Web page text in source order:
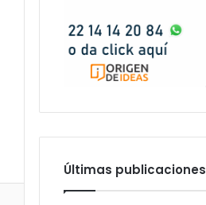
Últimas publicaciones